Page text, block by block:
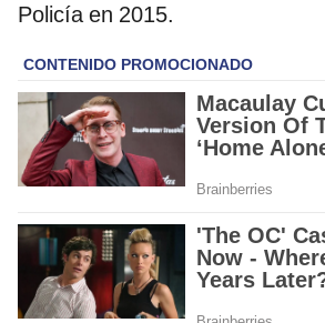
Policía en 2015.